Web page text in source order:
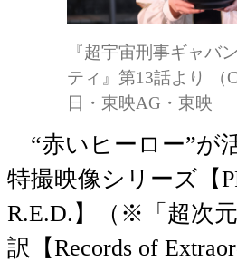
『超宇宙刑事ギャバ
ティ』第13話より （
日・東映AG・東映
“赤いヒーロー”が
特撮映像シリーズ【
R.E.D.】（※「超次
訳【Records of